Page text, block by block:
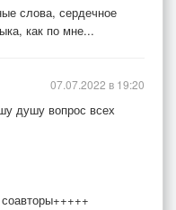
слова, сердечное
как по мне...
душу вопрос всех
07.07.2022 в 19:20